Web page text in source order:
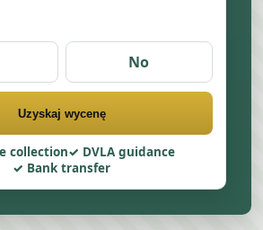
No
Uzyskaj wycenę
collection
DVLA guidance
Bank transfer